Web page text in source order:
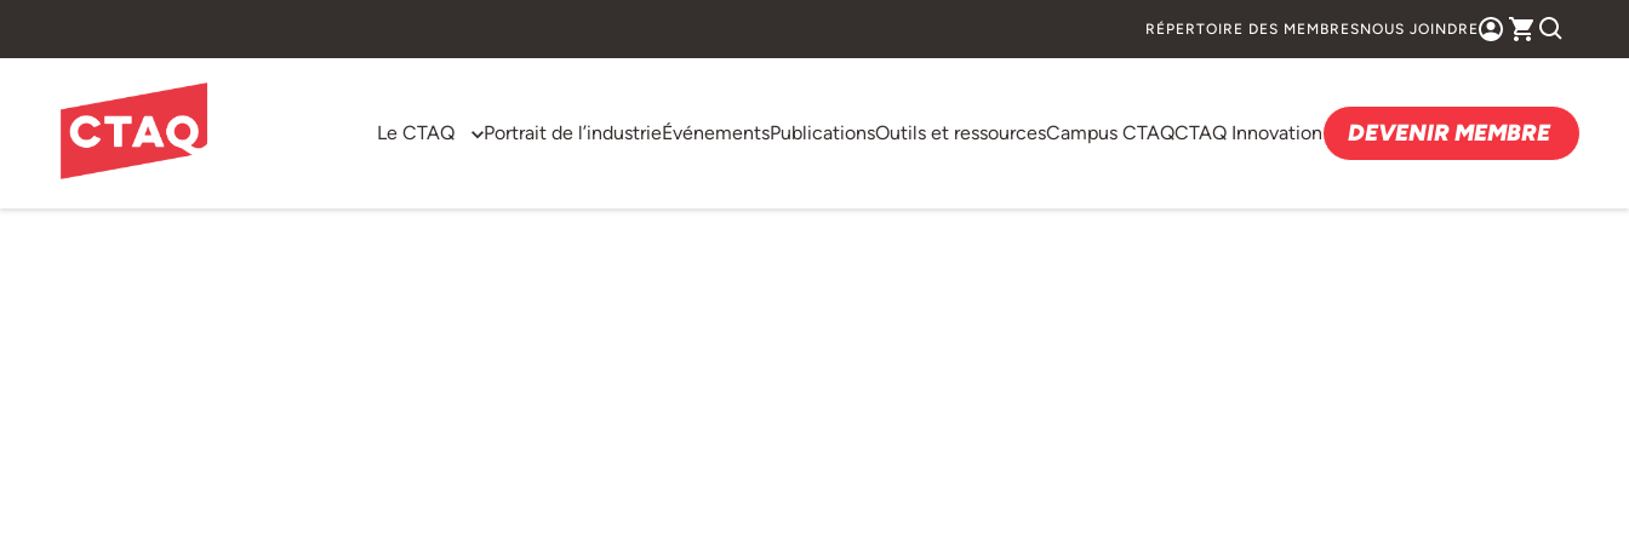
RÉPERTOIRE DES MEMBRESNOUS JOINDRE
Le CTAQ Portrait de l’industrieÉvénementsPublicationsOutils et ressourcesCampus CTAQCTAQ Innovation DEVENIR MEMBRE